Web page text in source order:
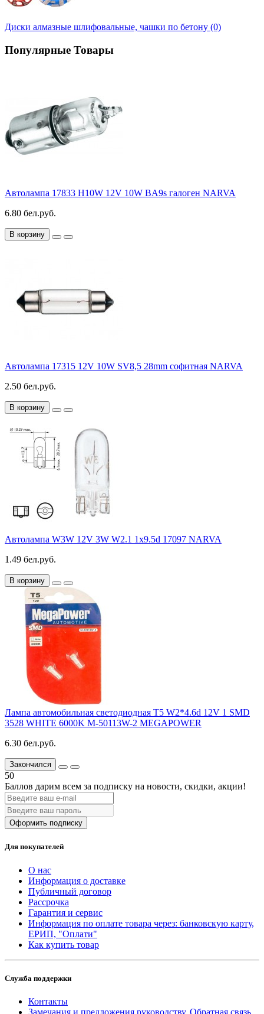
Диски алмазные шлифовальные, чашки по бетону (0)
Популярные Товары
Автолампа 17833 H10W 12V 10W BA9s галоген NARVA
6.80 бел.руб.
В корзину
Автолампа 17315 12V 10W SV8,5 28mm софитная NARVA
2.50 бел.руб.
В корзину
Автолампа W3W 12V 3W W2.1 1x9.5d 17097 NARVA
1.49 бел.руб.
В корзину
Лампа автомобильная светодиодная T5 W2*4.6d 12V 1 SMD
3528 WHITE 6000K M-50113W-2 MEGAPOWER
6.30 бел.руб.
Закончился
50
Баллов дарим всем за подписку на новости, скидки, акции!
Оформить подписку
Для покупателей
О нас
Информация о доставке
Публичный договор
Рассрочка
Гарантия и сервис
Информация по оплате товара через: банковскую карту,
ЕРИП, "Оплати"
Как купить товар
Служба поддержки
Контакты
Замечания и предложения руководству. Обратная связь